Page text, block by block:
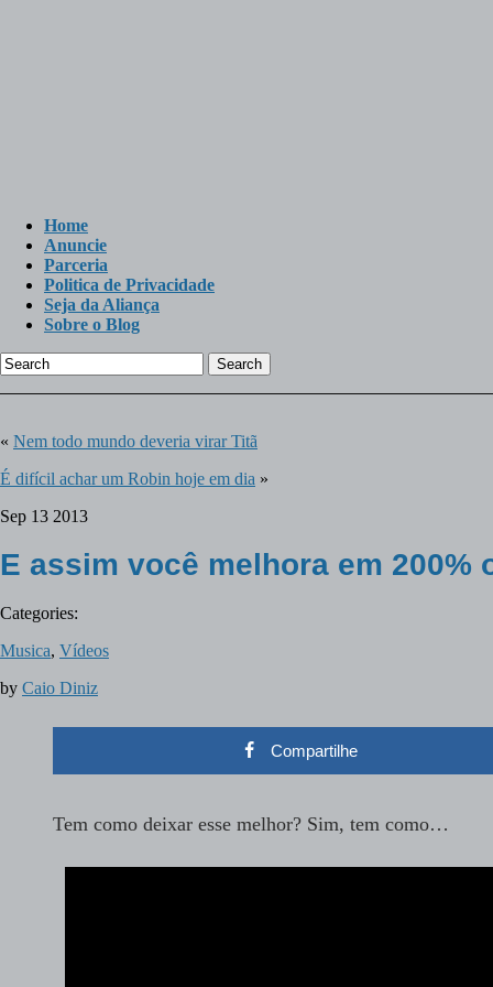
Home
Anuncie
Parceria
Politica de Privacidade
Seja da Aliança
Sobre o Blog
Search
« Nem todo mundo deveria virar Titã
É difícil achar um Robin hoje em dia »
Sep 13 2013
E assim você melhora em 200%
Categories:
Musica, Vídeos
by Caio Diniz
Compartilhe
Tem como deixar esse melhor? Sim, tem como…